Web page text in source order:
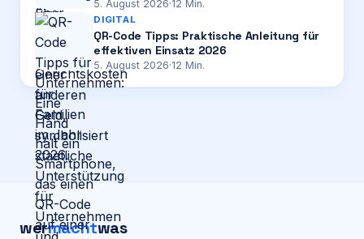
5. August 2026·12 Min.
DIGITAL
QR-Code Tipps: Praktische Anleitung für
effektiven Einsatz 2026
5. August 2026·12 Min.
wermachtwas